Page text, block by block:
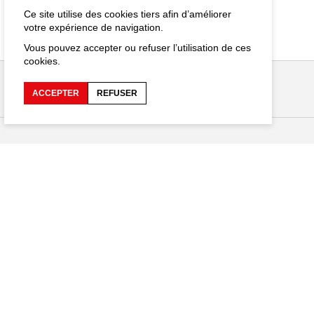
Ce site utilise des cookies tiers afin d’améliorer
votre expérience de navigation.
Vous pouvez accepter ou refuser l’utilisation de ces
cookies.
ACCEPTER REFUSER